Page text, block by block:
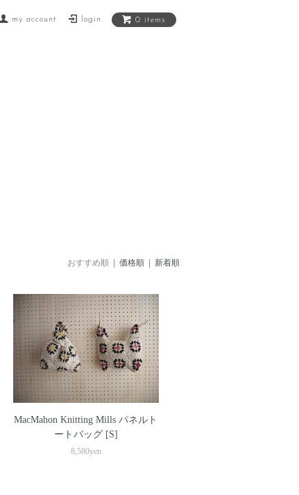
my account login 0 items
おすすめ順 | 価格順 | 新着順
MacMahon Knitting Mills パネルト
ートバッグ [S]
8,580yen